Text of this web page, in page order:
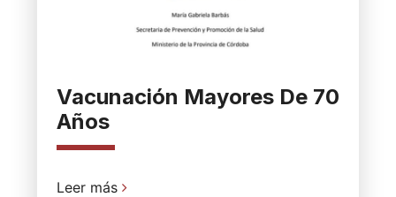
Vacunación Mayores De 70
Años
Leer más